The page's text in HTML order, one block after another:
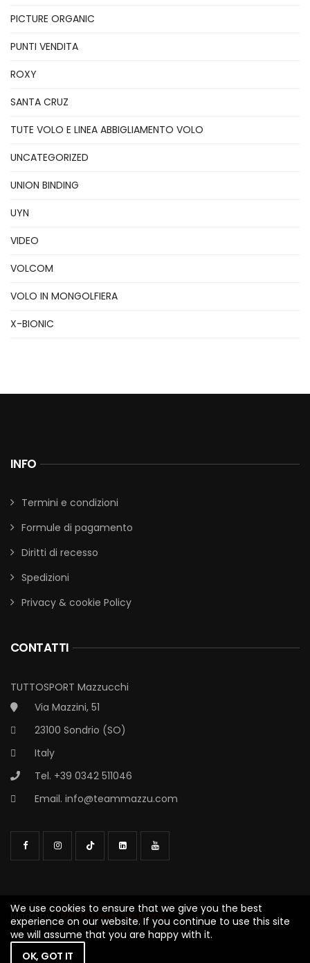
PICTURE ORGANIC
PUNTI VENDITA
ROXY
SANTA CRUZ
TUTE VOLO E LINEA ABBIGLIAMENTO VOLO
UNCATEGORIZED
UNION BINDING
UYN
VIDEO
VOLCOM
VOLO IN MONGOLFIERA
X-BIONIC
INFO
Termini e condizioni
Formule di pagamento
Diritti di recesso
Spedizioni
Privacy & cookie Policy
CONTATTI
TUTTOSPORT Mazzucchi
Via Mazzini, 51
23100 Sondrio (SO)
Italy
Tel. +39 0342 511046
Email. info@teammazzu.com
Made byTRATTO Web Solutions
experience on our website. If you continue to use this site
we will assume that you are happy with it.
OK, GOT IT